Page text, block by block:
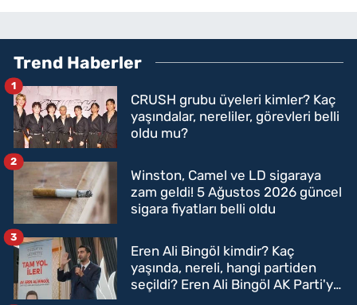
Trend Haberler
CRUSH grubu üyeleri kimler? Kaç
yaşındalar, nereliler, görevleri belli
oldu mu?
1
Winston, Camel ve LD sigaraya
zam geldi! 5 Ağustos 2026 güncel
sigara fiyatları belli oldu
2
Eren Ali Bingöl kimdir? Kaç
yaşında, nereli, hangi partiden
seçildi? Eren Ali Bingöl AK Parti'ye
3